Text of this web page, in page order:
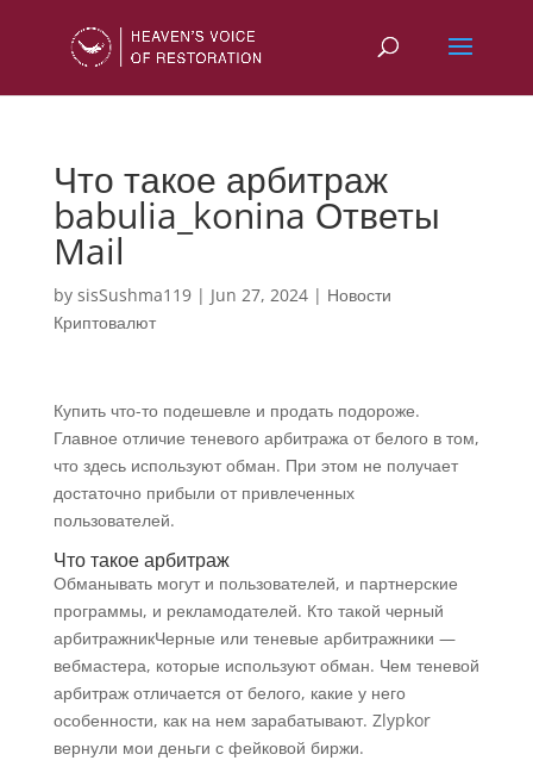
Что такое арбитраж
babulia_konina Ответы
Mail
by sisSushma119| Jun 27, 2024| Новости
Криптовалют
Купить что-то подешевле и продать подороже.
Главное отличие теневого арбитража от белого в том,
что здесь используют обман. При этом не получает
достаточно прибыли от привлеченных
пользователей.
Что такое арбитраж
Обманывать могут и пользователей, и партнерские
программы, и рекламодателей. Кто такой черный
арбитражникЧерные или теневые арбитражники —
вебмастера, которые используют обман. Чем теневой
арбитраж отличается от белого, какие у него
особенности, как на нем зарабатывают. Zlypkor
вернули мои деньги с фейковой биржи.